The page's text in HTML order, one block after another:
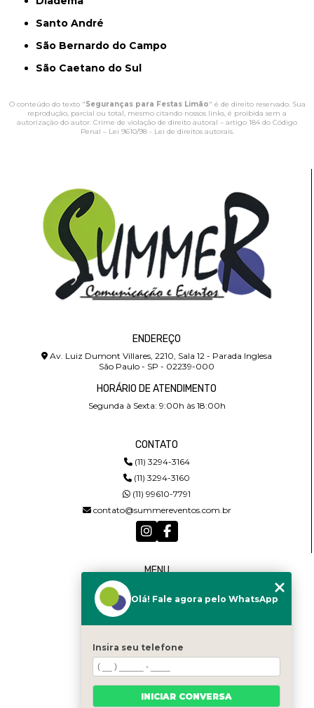
Santo André
São Bernardo do Campo
São Caetano do Sul
O conteúdo do texto "Seguranças para Festas Limão" é de direito reservado. Sua
reprodução, parcial ou total, mesmo citando nossos links, é proibida sem a
autorização do autor. Crime de violação de direito autoral – artigo 184 do Código
Penal – Lei 9610/98 - Lei de direitos autorais.
ENDEREÇO
Av. Luiz Dumont Villares, 2210, Sala 12 - Parada Inglesa
São Paulo - SP - 02239-000
HORÁRIO DE ATENDIMENTO
Segunda à Sexta: 9:00h às 18:00h
CONTATO
(11) 3294-3164
(11) 3294-3160
(11) 99610-7791
contato@summereventos.com.br
MENU
QUEM SOMOS
CONTATO
CATEGORIAS
MAPA DO SITE
Olá! Fale agora pelo WhatsApp
Insira seu telefone
INICIAR CONVERSA